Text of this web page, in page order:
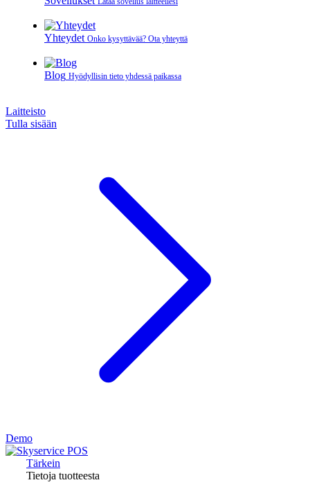
Yhteydet Onko kysyttävää? Ota yhteyttä
Blog Hyödyllisin tieto yhdessä paikassa
Laitteisto
Tulla sisään
Demo
Tärkein
Tietoja tuotteesta